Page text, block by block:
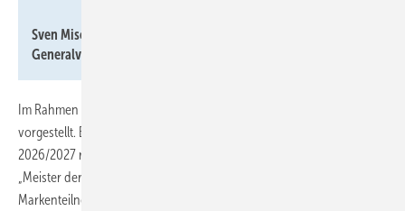
Sven Mischel, Vorstandsvorsitzender der SHK eG, eröffnet die
Generalversammlung.
Im Rahmen der Versammlung wurden zudem neue Zukunftsprojekte
vorgestellt. Ein Schwerpunkt lag auf der neuen Werbeoffensive
2026/2027 rund um die Marken „Die Bad- & Heizungsgestalter“ sowie
„Meister der Elemente“. Ziel ist es, die Sichtbarkeit der
Markenteilnehmer weiter auszubauen und gemeinschaftliches